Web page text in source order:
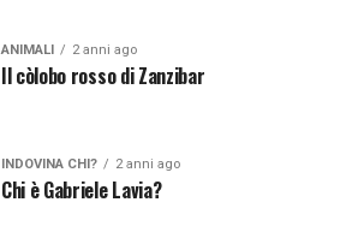
ANIMALI 2 anni ago
Il còlobo rosso di Zanzibar
INDOVINA CHI? 2 anni ago
Chi è Gabriele Lavia?